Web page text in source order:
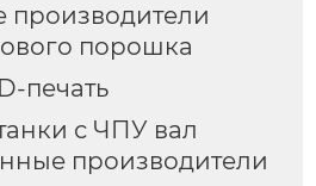
порошка
печать
с ЧПУ вал
производители